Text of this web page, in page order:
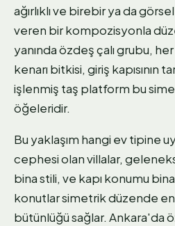
ağırlıklı ve birebir ya da
veren bir kompozisyonla
yanında özdeş çalı grubu,
kenarı bitkisi, giriş kapısının
işlenmiş taş platform bu
öğeleridir.
Bu yaklaşım hangi ev tipine
cephesi olan villalar,
bina stili, ve kapı konumu
konutlar simetrik düzende
bütünlüğü sağlar. Ankara'da